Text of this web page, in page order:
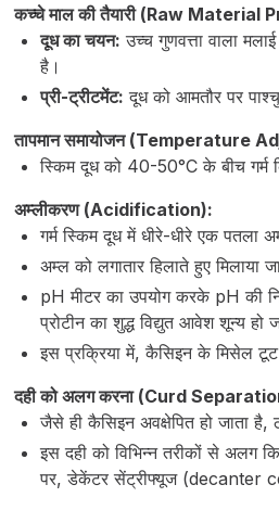
कच्चे माल की तैयारी (Raw Material
दूध का चयन: उच्च गुणवत्ता वाला
है।
प्री-ट्रीटमेंट: दूध को आमतौर पर
तापमान समायोजन (Temperature
स्किम दूध को 40-50°C के बीच गर्म
अम्लीकरण (Acidification):
गर्म स्किम दूध में धीरे-धीरे एक पतला
अम्ल को लगातार हिलाते हुए
pH मीटर का उपयोग करके pH की
प्रोटीन का शुद्ध विद्युत आवेश शून्य
इस प्रक्रिया में, कैसिइन के मिसेल
दही को अलग करना (Curd
जैसे ही कैसिइन अवक्षेपित हो जाता
इस दही को विभिन्न तरीकों से
पर, डेकेंटर सेंट्रीफ्यूज (decanter